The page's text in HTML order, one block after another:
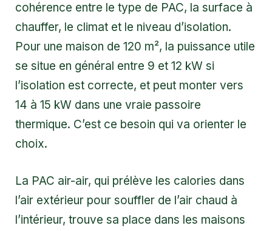
cohérence entre le type de PAC, la surface à
chauffer, le climat et le niveau d’isolation.
Pour une maison de 120 m², la puissance utile
se situe en général entre 9 et 12 kW si
l’isolation est correcte, et peut monter vers
14 à 15 kW dans une vraie passoire
thermique. C’est ce besoin qui va orienter le
choix.
La PAC air-air, qui prélève les calories dans
l’air extérieur pour souffler de l’air chaud à
l’intérieur, trouve sa place dans les maisons